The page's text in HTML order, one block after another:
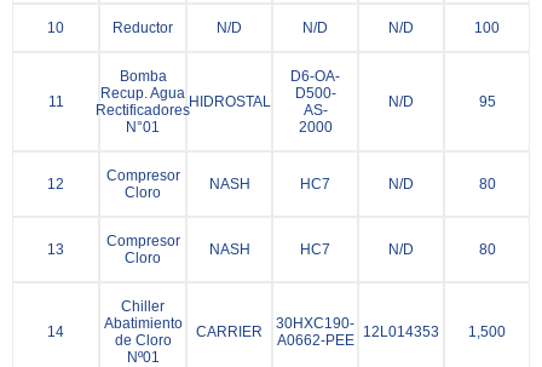
10 Reductor N/D N/D N/D 100
11
Bomba
Recup. Agua
Rectificadores
N°01
HIDROSTAL
D6-OA-
D500-
AS-
2000
N/D 95
12
Compresor
Cloro
NASH HC7 N/D 80
13
Compresor
Cloro
NASH HC7 N/D 80
14
Chiller
Abatimiento
de Cloro
Nº01
CARRIER
30HXC190-
A0662-PEE
12L014353 1,500